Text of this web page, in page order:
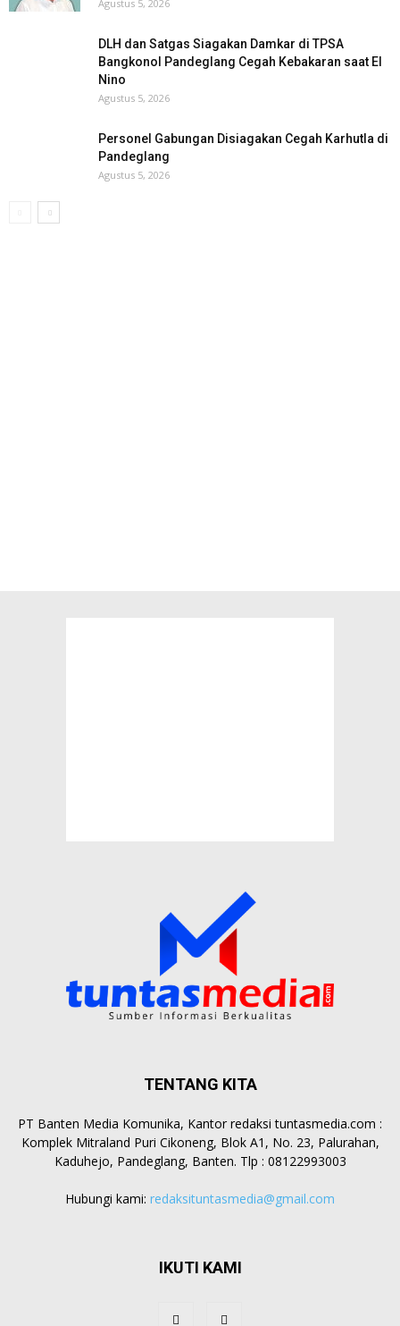
Agustus 5, 2026
DLH dan Satgas Siagakan Damkar di TPSA
Bangkonol Pandeglang Cegah Kebakaran saat El
Nino
Agustus 5, 2026
Personel Gabungan Disiagakan Cegah Karhutla di
Pandeglang
Agustus 5, 2026
TENTANG KITA
PT Banten Media Komunika, Kantor redaksi tuntasmedia.com :
Komplek Mitraland Puri Cikoneng, Blok A1, No. 23, Palurahan,
Kaduhejo, Pandeglang, Banten. Tlp : 08122993003
Hubungi kami: redaksituntasmedia@gmail.com
IKUTI KAMI